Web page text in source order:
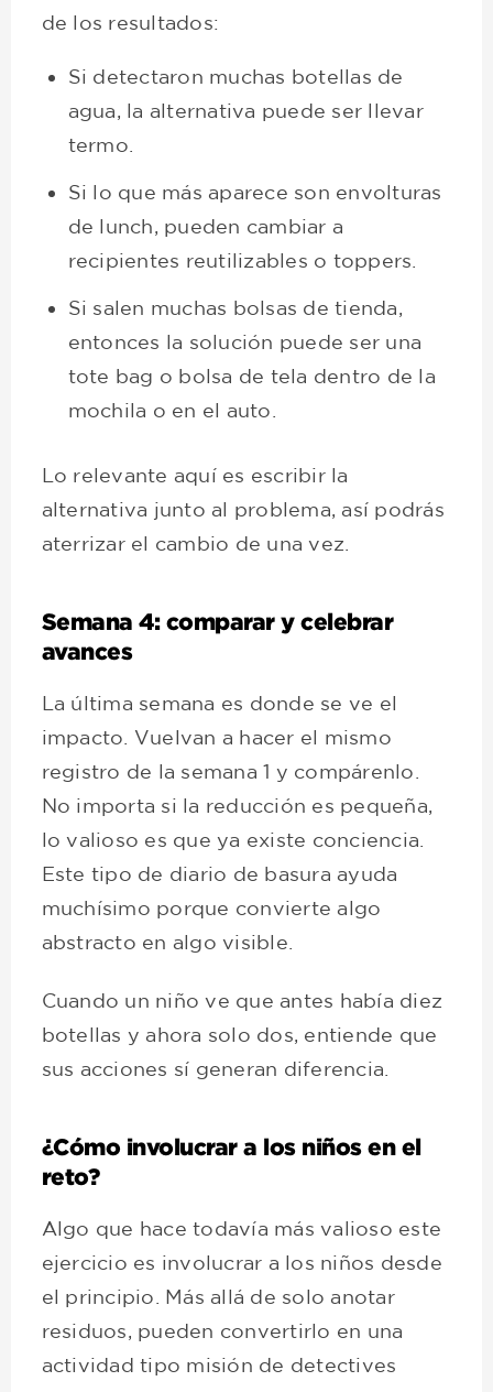
de los resultados:
Si detectaron muchas botellas de
agua, la alternativa puede ser llevar
termo.
Si lo que más aparece son envolturas
de lunch, pueden cambiar a
recipientes reutilizables o toppers.
Si salen muchas bolsas de tienda,
entonces la solución puede ser una
tote bag o bolsa de tela dentro de la
mochila o en el auto.
Lo relevante aquí es escribir la
alternativa junto al problema, así podrás
aterrizar el cambio de una vez.
Semana 4: comparar y celebrar
avances
La última semana es donde se ve el
impacto. Vuelvan a hacer el mismo
registro de la semana 1 y compárenlo.
No importa si la reducción es pequeña,
lo valioso es que ya existe conciencia.
Este tipo de diario de basura ayuda
muchísimo porque convierte algo
abstracto en algo visible.
Cuando un niño ve que antes había diez
botellas y ahora solo dos, entiende que
sus acciones sí generan diferencia.
¿Cómo involucrar a los niños en el
reto?
Algo que hace todavía más valioso este
ejercicio es involucrar a los niños desde
el principio. Más allá de solo anotar
residuos, pueden convertirlo en una
actividad tipo misión de detectives